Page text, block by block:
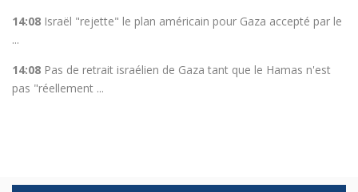
14:08 Israël "rejette" le plan américain pour Gaza accepté par le
...
14:08 Pas de retrait israélien de Gaza tant que le Hamas n'est
pas "réellement ...